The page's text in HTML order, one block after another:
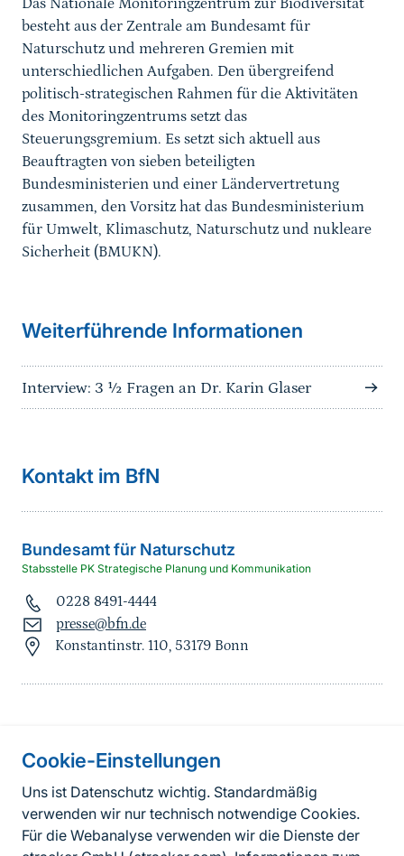
Cookie-Einstellungen
Uns ist Datenschutz wichtig. Standardmäßig
verwenden wir nur technisch notwendige Cookies.
Für die Webanalyse verwenden wir die Dienste der
Das Nationale Monitoringzentrum zur Biodiversität
besteht aus der Zentrale am Bundesamt für
Naturschutz und mehreren Gremien mit
unterschiedlichen Aufgaben. Den übergreifend
politisch-strategischen Rahmen für die Aktivitäten
des Monitoringzentrums setzt das
Steuerungsgremium. Es setzt sich aktuell aus
Beauftragten von sieben beteiligten
Bundesministerien und einer Ländervertretung
zusammen, den Vorsitz hat das Bundesministerium
für Umwelt, Klimaschutz, Naturschutz und nukleare
Sicherheit (BMUKN).
Weiterführende Informationen
Interview: 3 ½ Fragen an Dr. Karin Glaser
Kontakt im BfN
Bundesamt für Naturschutz
Stabsstelle PK Strategische Planung und Kommunikation
0228 8491-4444
presse@bfn.de
Konstantinstr. 110, 53179 Bonn
FußzeileKontakt
FAQ